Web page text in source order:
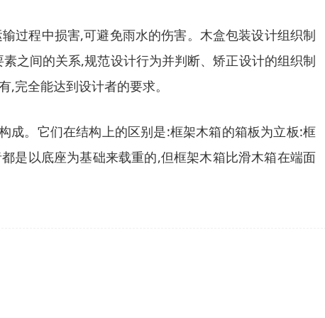
过程中损害,可避免雨水的伤害。木盒包装设计组织制
之间的关系,规范设计行为并判断、矫正设计的组织制
完全能达到设计者的要求。
成。它们在结构上的区别是:框架木箱的箱板为立板:框
是以底座为基础来载重的,但框架木箱比滑木箱在端面